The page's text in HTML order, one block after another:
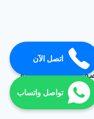
اتصل الآن
تواصل واتساب